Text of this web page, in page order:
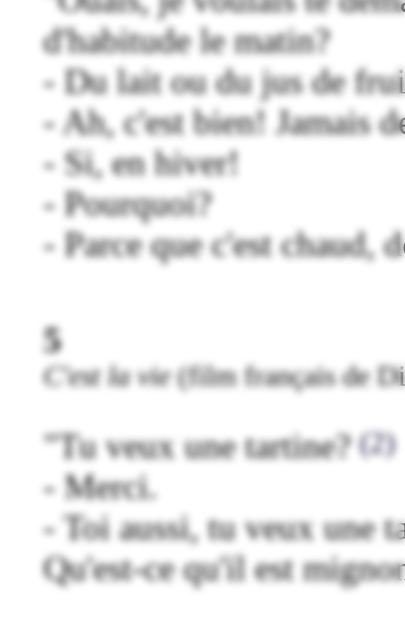
d'habitude le matin?
- Du lait ou du jus de
- Ah, c'est bien! Jamais
- Si, en hiver!
- Pourquoi?
- Parce que c'est chaud,
5
C'est la vie(film français de
"Tu veux une tartine?(2)
- Merci.
- Toi aussi, tu veux une
Qu'est-ce qu'il est